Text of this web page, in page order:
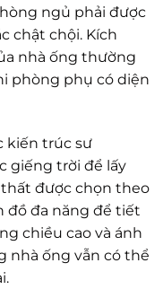
ngủ phải được
chật chội. Kích
nhà ống thường
phòng phụ có diện
kiến trúc sư
giếng trời để lấy
thất được chọn theo
đồ đa năng để tiết
chiều cao và ánh
nhà ống vẫn có thể